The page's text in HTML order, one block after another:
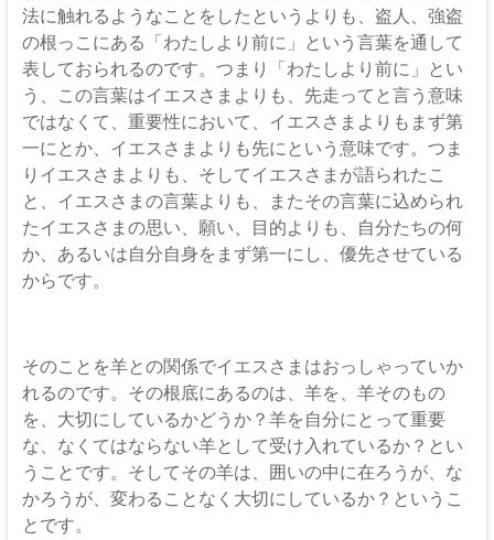
法に触れるようなことをしたというよりも、盗人、強盗
の根っこにある「わたしより前に」という言葉を通して
表しておられるのです。つまり「わたしより前に」とい
う、この言葉はイエスさまよりも、先走ってと言う意味
ではなくて、重要性において、イエスさまよりもまず第
一にとか、イエスさまよりも先にという意味です。つま
りイエスさまよりも、そしてイエスさまが語られたこ
と、イエスさまの言葉よりも、またその言葉に込められ
たイエスさまの思い、願い、目的よりも、自分たちの何
か、あるいは自分自身をまず第一にし、優先させている
からです。
そのことを羊との関係でイエスさまはおっしゃっていか
れるのです。その根底にあるのは、羊を、羊そのもの
を、大切にしているかどうか？羊を自分にとって重要
な、なくてはならない羊として受け入れているか？とい
うことです。そしてその羊は、囲いの中に在ろうが、な
かろうが、変わることなく大切にしているか？というこ
とです。